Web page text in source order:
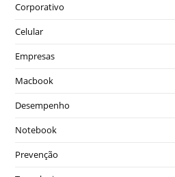
Corporativo
Celular
Empresas
Macbook
Desempenho
Notebook
Prevenção